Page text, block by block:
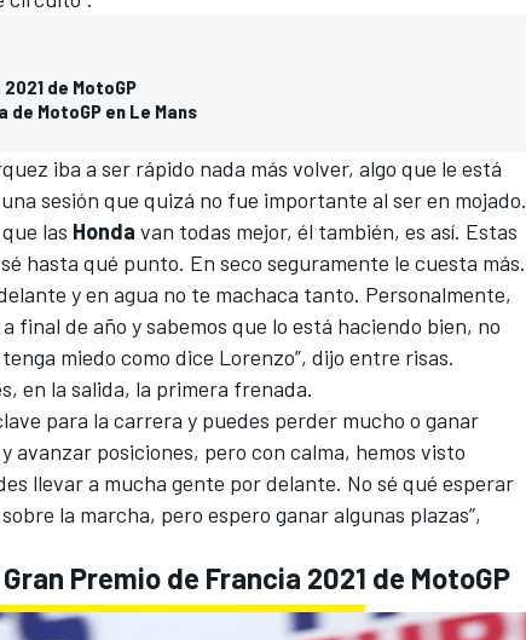
de MotoGP
MotoGP en Le Mans
iba a ser rápido nada más volver, algo que le está
sesión que quizá no fue importante al ser en mojado.
las Honda van todas mejor, él también, es así. Estas
hasta qué punto. En seco seguramente le cuesta más.
y en agua no te machaca tanto. Personalmente,
final de año y sabemos que lo está haciendo bien, no
miedo como dice Lorenzo”, dijo entre risas.
en la salida, la primera frenada.
para la carrera y puedes perder mucho o ganar
avanzar posiciones, pero con calma, hemos visto
llevar a mucha gente por delante. No sé qué esperar
la marcha, pero espero ganar algunas plazas”,
Premio de Francia 2021 de MotoGP